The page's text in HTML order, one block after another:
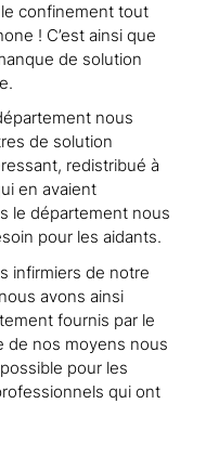
confinement tout
! C’est ainsi que
de solution
nous
de solution
redistribué à
en avaient
le département nous
pour les aidants.
infirmiers de notre
avons ainsi
fournis par le
de nos moyens nous
pour les
qui ont